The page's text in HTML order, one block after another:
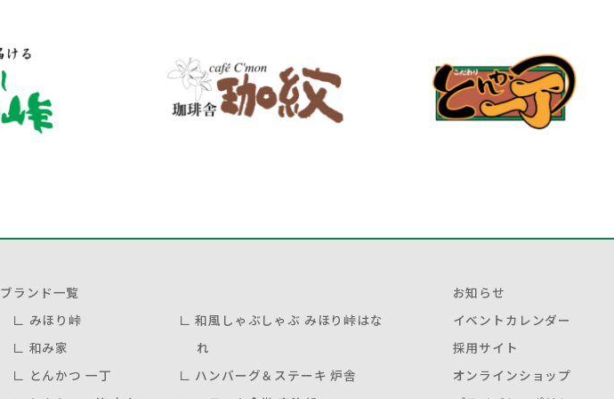
ブランド一覧
∟ みほり峠
∟ 和み家
∟
とんかつ 一丁
∟和風しゃぶしゃぶ みほり峠はな
れ
∟ ハンバーグ＆ステーキ 炉舎
お知らせ
イベントカレンダー
採用サイト
オンラインショップ